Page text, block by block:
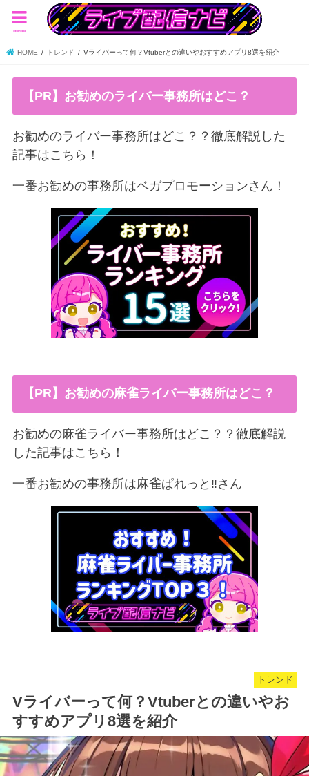
menu
HOME トレンド Vライバーって何？Vtuberとの違いやおすすめアプリ8選を紹介
【PR】お勧めのライバー事務所はどこ？
お勧めのライバー事務所はどこ？？徹底解説した
記事はこちら！
一番お勧めの事務所はベガプロモーションさん！
【PR】お勧めの麻雀ライバー事務所はどこ？
お勧めの麻雀ライバー事務所はどこ？？徹底解説
した記事はこちら！
一番お勧めの事務所は麻雀ぱれっと‼︎さん
トレンド
Vライバーって何？Vtuberとの違いやお
すすめアプリ8選を紹介